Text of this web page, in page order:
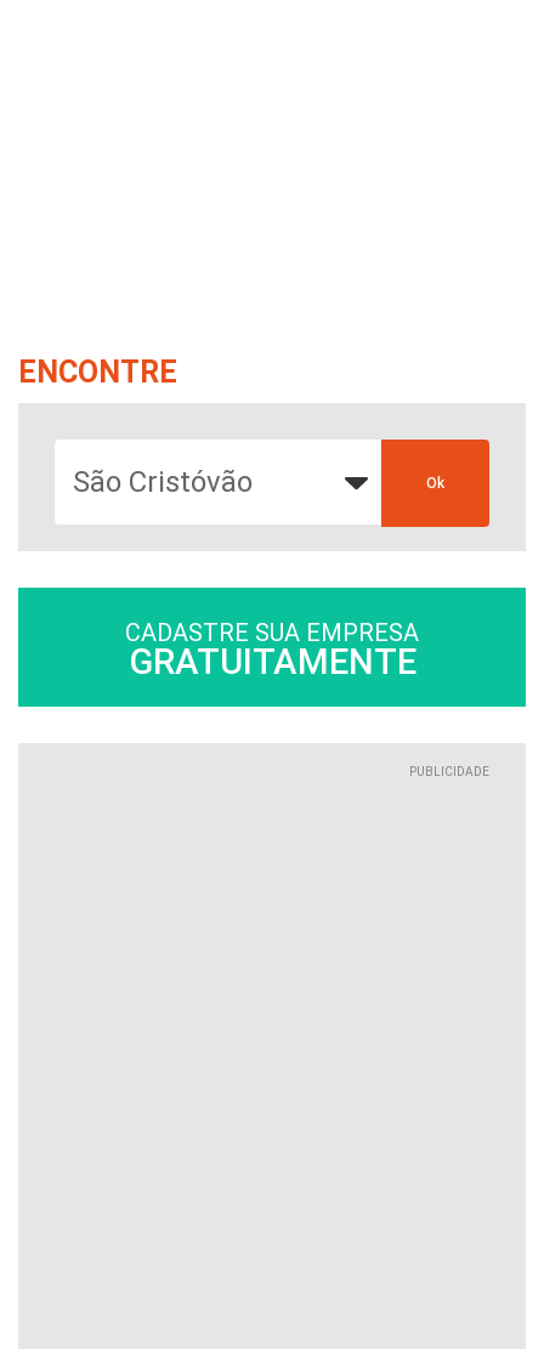
ENCONTRE
CADASTRE SUA EMPRESA
GRATUITAMENTE
PUBLICIDADE